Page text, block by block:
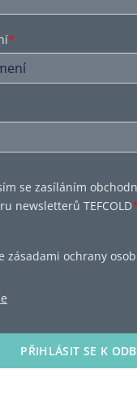
*
se zasíláním
newsletterů TEFCOLD*
zásadami ochrany
PŘIHLÁSIT SE K